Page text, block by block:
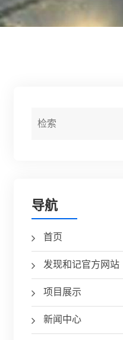
导航
首页
发现和记官方网站
项目展示
新闻中心